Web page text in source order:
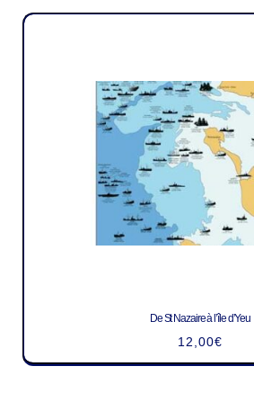
De St Nazaire à l’île d’Yeu
12,00€